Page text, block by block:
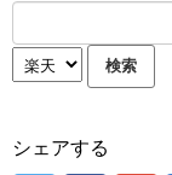
シェアする